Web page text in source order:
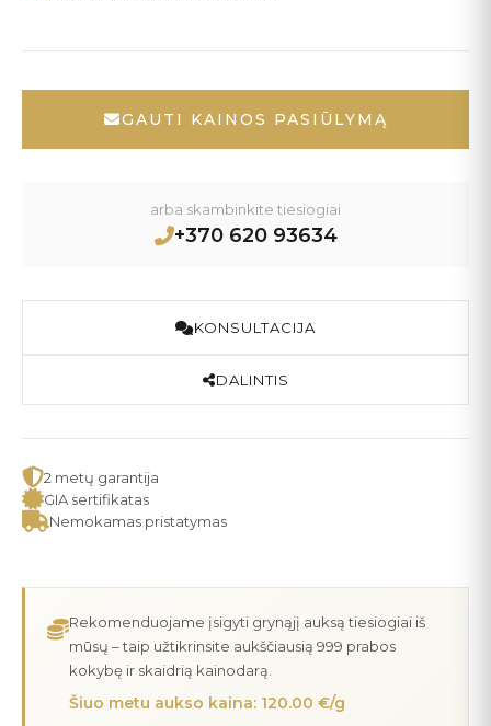
GAUTI KAINOS PASIŪLYMĄ
arba skambinkite tiesiogiai
+370 620 93634
KONSULTACIJA
DALINTIS
2 metų garantija
GIA sertifikatas
Nemokamas pristatymas
Rekomenduojame įsigyti grynąjį auksą tiesiogiai iš
mūsų – taip užtikrinsite aukščiausią 999 prabos
kokybę ir skaidrią kainodarą.
Šiuo metu aukso kaina: 120.00 €/g